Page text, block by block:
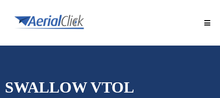
SWALLOW VTOL